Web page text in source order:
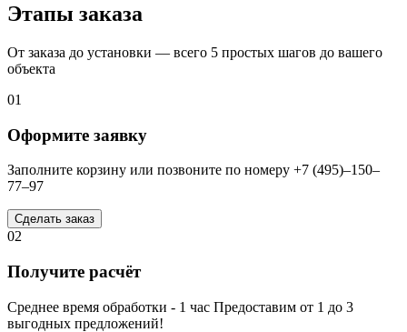
Этапы заказа
От заказа до установки — всего 5 простых шагов до вашего
объекта
01
Оформите заявку
Заполните корзину или позвоните по номеру +7 (495)–150–
77–97
Сделать заказ
02
Получите расчёт
Среднее время обработки - 1 час Предоставим от 1 до 3
выгодных предложений!